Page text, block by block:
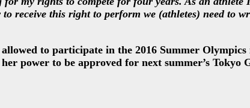
receive this right to perform we (athletes) need to
to participate in the 2016 Summer
power to be approved for next summer’s Tokyo